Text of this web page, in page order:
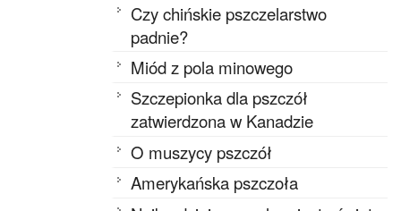
Czy chińskie pszczelarstwo
padnie?
Miód z pola minowego
Szczepionka dla pszczół
zatwierdzona w Kanadzie
O muszycy pszczół
Amerykańska pszczoła